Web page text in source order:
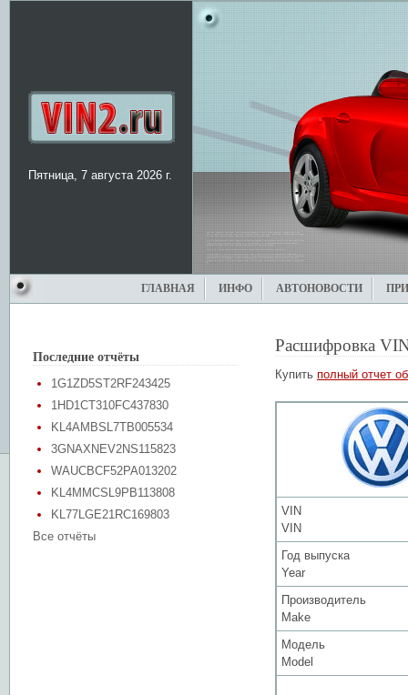
Пятница, 7 августа 2026 г.
ГЛАВНАЯ ИНФО АВТОНОВОСТИ
Последние отчёты
1G1ZD5ST2RF243425
1HD1CT310FC437830
KL4AMBSL7TB005534
3GNAXNEV2NS115823
WAUCBCF52PA013202
KL4MMCSL9PB113808
KL77LGE21RC169803
Все отчёты
Расшифровка
Купить полный отчет
VIN
VIN
Год выпуска
Year
Производитель
Make
Модель
Model